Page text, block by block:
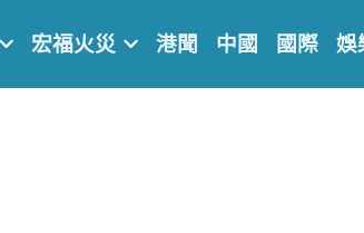
宏福火災 港聞 中國 國際 娛